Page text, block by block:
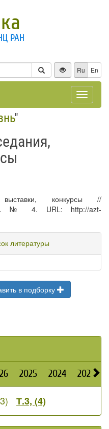
РАН
Ru En
Toggle
"
выставки, конкурсы //
3. № 4. URL: http://azt-
литературы
в подборку
2025 2024 2023
Т.3, (4)